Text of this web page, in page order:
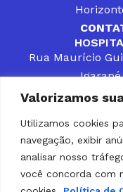
Valorizamos
Utilizamos cookies
navegação, exibir
analisar nosso
você concorda com
Rua Maurício
CONTATOS (31)
DESENVOLVER
PÚBLICOS QUE
POPULAÇÃO DA
PARCEIRO DOS
SOLUÇÃO DE
GESTORES